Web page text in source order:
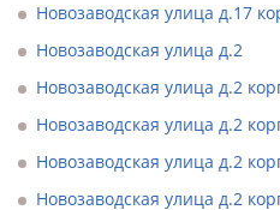
Новозаводская улица д.17
Новозаводская улица д.2
Новозаводская улица д.2
Новозаводская улица д.2
Новозаводская улица д.2
Новозаводская улица д.2